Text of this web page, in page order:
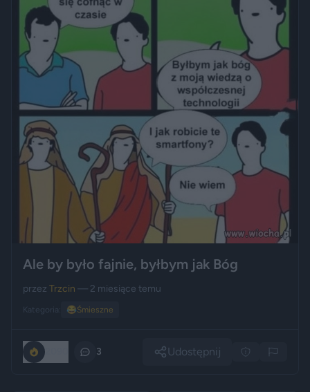
Ale by było fajnie, byłbym jak Bóg
przez Trzcin — 2 miesiące temu
Kategoria: 😂Śmieszne
3 Udostępnij